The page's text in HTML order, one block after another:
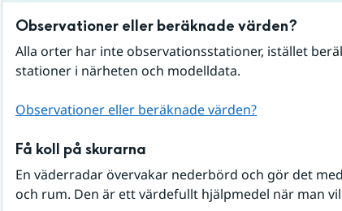
Observationer eller beräknade värden?
Alla orter har inte observationsstationer, istället
stationer i närheten och modelldata.
Observationer eller beräknade värden?
Få koll på skurarna
En väderradar övervakar nederbörd och gör det
och rum. Den är ett värdefullt hjälpmedel när man